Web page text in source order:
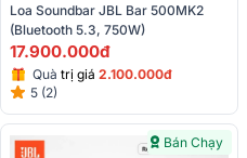
Loa Soundbar JBL Bar 500MK2
(Bluetooth 5.3, 750W)
17.900.000đ
Quà trị giá 2.100.000đ
5 (2)
Bán Chạy